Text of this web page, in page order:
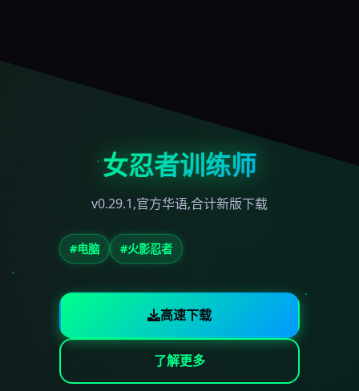
女忍者训练师
v0.29.1,官方华语,合计新版下载
#电脑 #火影忍者
高速下载
了解更多